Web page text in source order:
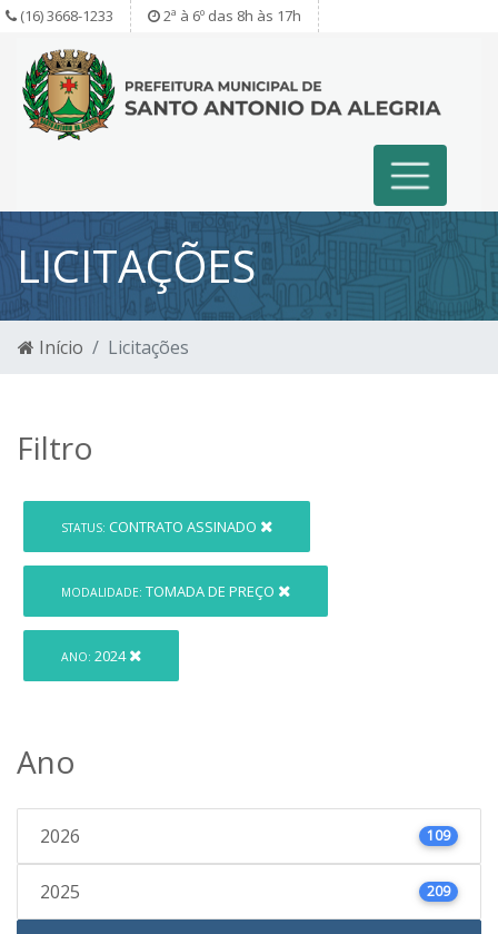
(16) 3668-1233 2ª à 6º das 8h às 17h
LICITAÇÕES
Início Licitações
Filtro
STATUS: CONTRATO ASSINADO
MODALIDADE: TOMADA DE PREÇO
ANO: 2024
Ano
2026 109
2025 209